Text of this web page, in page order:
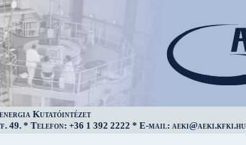
Kutatóintézet
49. * Telefon: +36 1 392 2222 * E-mail: aeki@aeki.kfki.hu